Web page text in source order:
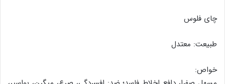
چای فلوس
طبیعت: معتدل
خواص: